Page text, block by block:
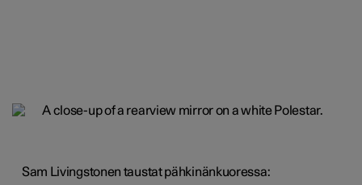
Sam Livingstonen taustat pähkinänkuoressa: